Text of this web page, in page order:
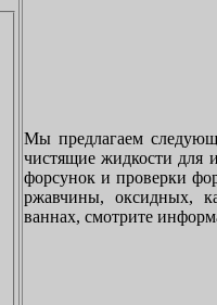
Мы предлагаем
чистящие жидкости для
форсунок и проверки
ржавчины, оксидных,
ваннах, смотрите